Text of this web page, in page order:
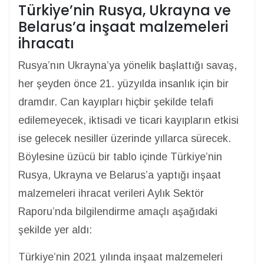
Türkiye’nin Rusya, Ukrayna ve
Belarus’a inşaat malzemeleri
ihracatı
Rusya’nın Ukrayna’ya yönelik başlattığı savaş,
her şeyden önce 21. yüzyılda insanlık için bir
dramdır. Can kayıpları hiçbir şekilde telafi
edilemeyecek, iktisadi ve ticari kayıpların etkisi
ise gelecek nesiller üzerinde yıllarca sürecek.
Böylesine üzücü bir tablo içinde Türkiye’nin
Rusya, Ukrayna ve Belarus’a yaptığı inşaat
malzemeleri ihracat verileri Aylık Sektör
Raporu’nda bilgilendirme amaçlı aşağıdaki
şekilde yer aldı:
Türkiye’nin 2021 yılında inşaat malzemeleri